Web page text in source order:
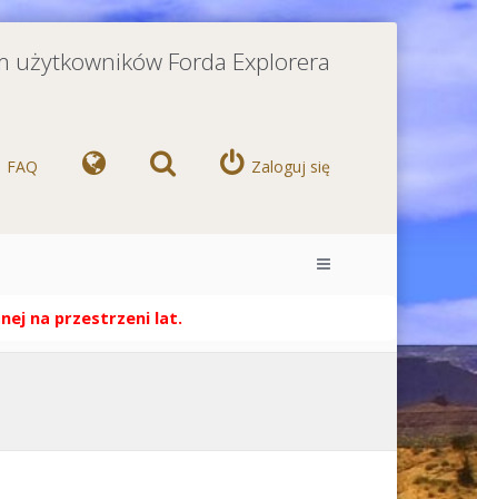
użytkowników Forda Explorera
FAQ Zaloguj się
na przestrzeni lat.